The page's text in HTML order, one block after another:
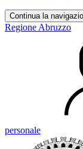
Continua la
Regione Abruzzo
personale